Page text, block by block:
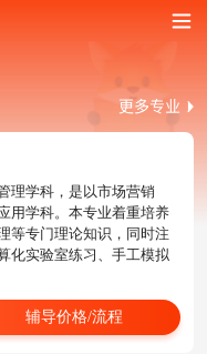
理学科，是以市场营销
用学科。本专业着重培养
等专门理论知识，同时注
化实验室练习、手工模拟
辅导价格/流程